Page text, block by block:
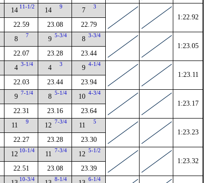
14 11-1/2
22.59
14 9
23.08
7 3
22.79
1:22.92
8 7
22.07
9 5-3/4
23.28
8 3-3/4
23.44
1:23.05
4 3-1/4
22.03
4 3
23.44
9 4-1/4
23.94
1:23.11
9 7-1/4
22.31
8 5-1/4
23.16
10 4-3/4
23.64
1:23.17
11 9
22.27
12 7-3/4
23.28
11 5
23.30
1:23.23
12 10-1/4
22.51
11 7-3/4
23.08
12 5-1/2
23.39
1:23.32
10-3/4 8-1/4 6-1/4